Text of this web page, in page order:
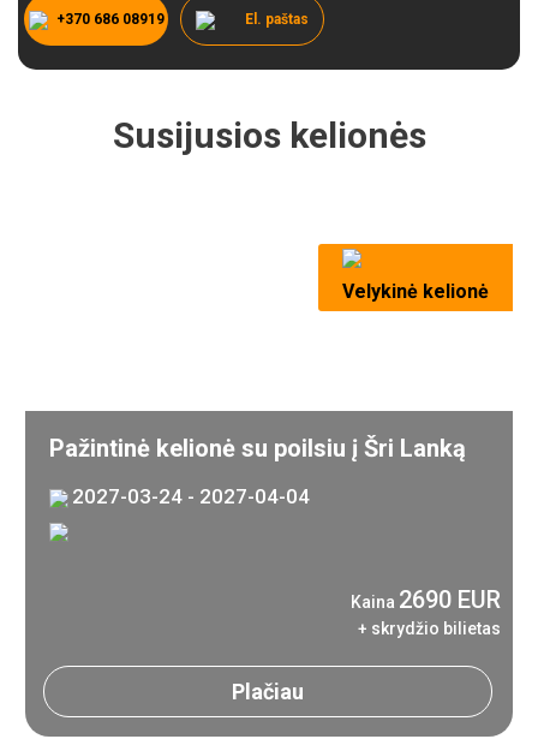
+370 686 08919 El. paštas
Susijusios kelionės
Velykinė kelionė
Pažintinė kelionė su poilsiu į Šri Lanką
2027-03-24 - 2027-04-04
Kaina 2690 EUR
+ skrydžio bilietas
Plačiau